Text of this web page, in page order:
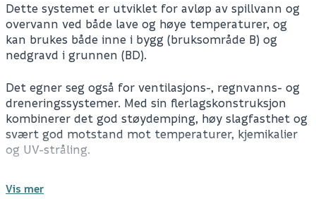
Dette systemet er utviklet for avløp av spillvann og
overvann ved både lave og høye temperaturer, og
kan brukes både inne i bygg (bruksområde B) og
nedgravd i grunnen (BD).
Det egner seg også for ventilasjons-, regnvanns- og
dreneringssystemer. Med sin flerlagskonstruksjon
kombinerer det god støydemping, høy slagfasthet og
svært god motstand mot temperaturer, kjemikalier
og UV-stråling.
Spesifikasjoner
Vis mer